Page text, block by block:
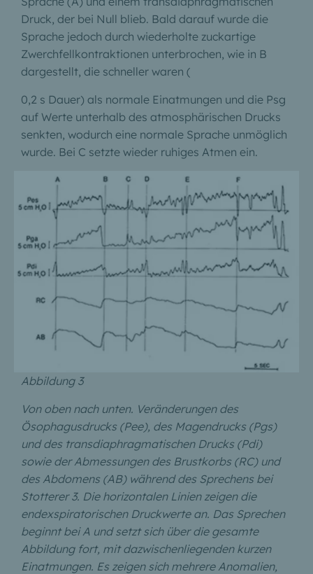
Druck, der bei Null blieb. Bald darauf wurde die
Sprache jedoch durch wiederholte zuckartige
Zwerchfellkontraktionen unterbrochen, wie in B
dargestellt, die schneller waren (
0,2 s Dauer) als normale Einatmungen und die Psg
auf Werte unterhalb des atmosphärischen Drucks
senkten, wodurch eine normale Sprache unmöglich
wurde. Bei C setzte wieder ruhiges Atmen ein.
Abbildung 3
Von oben nach unten. Veränderungen des
Ösophagusdrucks (Pee), des Magendrucks (Pgs)
und des transdiaphragmatischen Drucks (Pdi)
sowie der Abmessungen des Brustkorbs (RC) und
des Abdomens (AB) während des Sprechens bei
Stotterer 3. Die horizontalen Linien zeigen die
endexspiratorischen Druckwerte an. Das Sprechen
beginnt bei A und setzt sich über die gesamte
Abbildung fort, mit dazwischenliegenden kurzen
Einatmungen. Es zeigen sich mehrere Anomalien,